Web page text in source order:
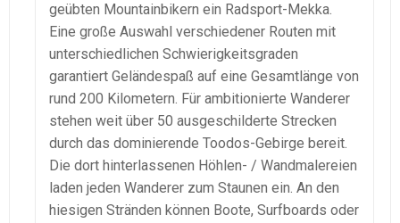
geübten Mountainbikern ein Radsport-Mekka.
Eine große Auswahl verschiedener Routen mit
unterschiedlichen Schwierigkeitsgraden
garantiert Geländespaß auf eine Gesamtlänge von
rund 200 Kilometern. Für ambitionierte Wanderer
stehen weit über 50 ausgeschilderte Strecken
durch das dominierende Toodos-Gebirge bereit.
Die dort hinterlassenen Höhlen- / Wandmalereien
laden jeden Wanderer zum Staunen ein. An den
hiesigen Stränden können Boote, Surfboards oder